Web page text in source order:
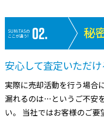
SUMiTASの
ここが違う!
秘
安心して査定いただ
実際に売却活動を行う場合
漏れるのは…というご不安
い。 当社ではお客様のご